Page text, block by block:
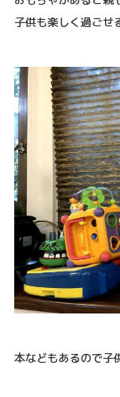
子供も楽しく過ご
本などもあるので子